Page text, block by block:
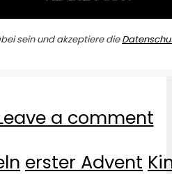
sein und akzeptiere die
a comment
erster Advent